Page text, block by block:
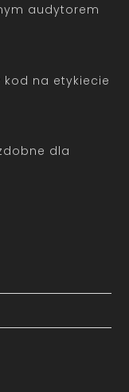
audytorem
na etykiecie
dla